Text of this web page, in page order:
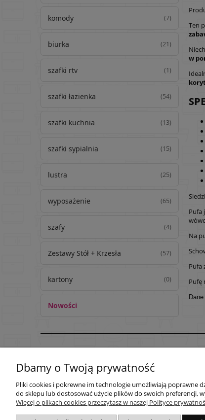
komody (7)
biurka (21)
szafki rtv (1)
szafki łazienka (54)
szafki kuchnia (13)
szafki sypialnia (15)
lustra (25)
wyposażenie (65)
szafy (4)
Zestawy Stół + Krzesła (57)
kartony (0)
Nowości
Ten
w
Pufa
Na
Pufa
Pufę
Regulaminy
Zwroty i reklamacje
Ustawienia
Przechowalnia
Dbamy o Twoją prywatność
Pliki cookies i pokrewne im technologie umożliwiają poprawne
do sklepu lub dostosować użycie plików do swoich preferencji,
Więcej o plikach cookies przeczytasz w naszej Polityce